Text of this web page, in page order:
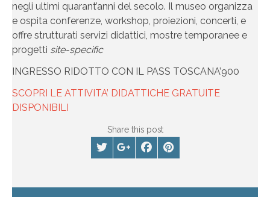
negli ultimi quarant’anni del secolo. Il museo organizza
e ospita conferenze, workshop, proiezioni, concerti, e
offre strutturati servizi didattici, mostre temporanee e
progetti site-specific
INGRESSO RIDOTTO CON IL PASS TOSCANA’900
SCOPRI LE ATTIVITA’ DIDATTICHE GRATUITE
DISPONIBILI
Share this post